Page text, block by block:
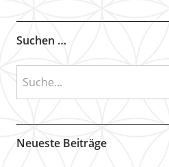
Suchen …
Neueste Beiträge